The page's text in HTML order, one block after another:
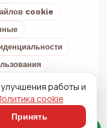
cookie
работы и
cookie
Принять